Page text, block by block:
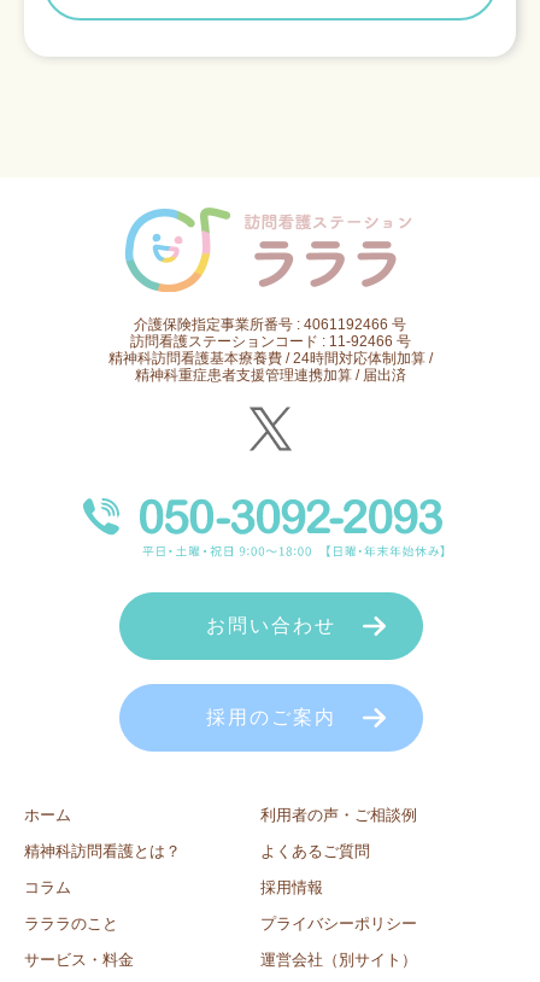
介護保険指定事業所番号 : 4061192466 号
訪問看護ステーションコード : 11-92466 号
精神科訪問看護基本療養費 / 24時間対応体制加算 /
精神科重症患者支援管理連携加算 / 届出済
ホーム
精神科訪問看護とは？
コラム
ラララのこと
サービス・料金
利用者の声・ご相談例
よくあるご質問
採用情報
プライバシーポリシー
運営会社（別サイト）
お問い合わせ
採用のご案内